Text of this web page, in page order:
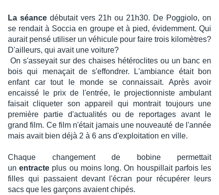
La séance débutait vers 21h ou 21h30. De Poggiolo, on
se rendait à Soccia en groupe et à pied, évidemment. Qui
aurait pensé utiliser un véhicule pour faire trois kilomètres?
D'ailleurs, qui avait une voiture?
On s'asseyait sur des chaises hétéroclites ou un banc en
bois qui menaçait de s'effondrer. L'ambiance était bon
enfant car tout le monde se connaissait. Après avoir
encaissé le prix de l'entrée, le projectionniste ambulant
faisait cliqueter son appareil qui montrait toujours une
première partie d'actualités ou de reportages avant le
grand film. Ce film n'était jamais une nouveauté de l'année
mais avait bien déjà 2 à 6 ans d'exploitation en ville.
Chaque changement de bobine permettait
unentracte plus ou moins long. On houspillait parfois les
filles qui passaient devant l'écran pour récupérer leurs
sacs que les garçons avaient chipés.